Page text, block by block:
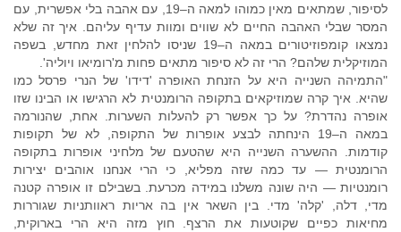
לסיפור, שמתאים מאין כמוהו למאה ה–19, עם אהבה בלי אפשרית, עם
המסר שבלי האהבה החיים לא שווים ומוות עדיף עליהם. איך זה שלא
נמצאו קומפוזיטורים במאה ה–19 שניסו להלחין זאת מחדש, בשפה
המוזיקלית שלהם? הרי זה לא סיפור מתאים פחות מ'רומיאו ויוליה'.
"התמיהה השנייה היא על הזנחת האופרה 'דידו' של הנרי פרסל כמו
שהיא. איך קרה שמוזיקאים בתקופה הרומנטית לא הרגישו או הבינו שזו
אופרה נהדרת? על כך אפשר רק להעלות השערות. אחת, שהנורמה
במאה ה–19 הינחתה לבצע אופרות של התקופה, לא של תקופות
קודמות. ההשערה השנייה היא שהטעם של מלחיני אופרות בתקופה
הרומנטית — עד כמה שזה מפליא, כי הרי אנחנו אוהבים יצירות
רומנטיות — היה שונה משלנו במידה מכרעת. בשבילם זו אופרה קטנה
מדי, דלה, 'קלה' מדי. בין השאר אין בה אריות ראוותניות שגוררות
מחיאות כפיים שקוטעות את הרצף. חוץ מזה היא הרי בארוקית,